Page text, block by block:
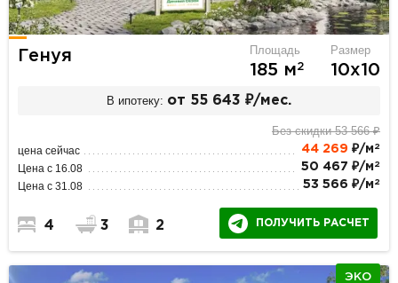
Генуя Площадь
185 м2
Размер
10х10
В ипотеку: от 55 643 ₽/мес.
Без скидки 53 566 ₽
цена сейчас 44 269 ₽/м 2
Цена с 16.08 50 467 ₽/м 2
Цена с 31.08 53 566 ₽/м 2
4 3 2 ПОЛУЧИТЬ РАСЧЕТ
ЭКО